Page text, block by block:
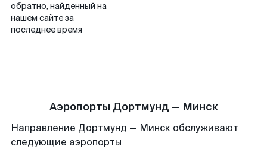
обратно, найденный на
нашем сайте за
последнее время
Аэропорты Дортмунд — Минск
Направление Дортмунд — Минск обслуживают
следующие аэропорты